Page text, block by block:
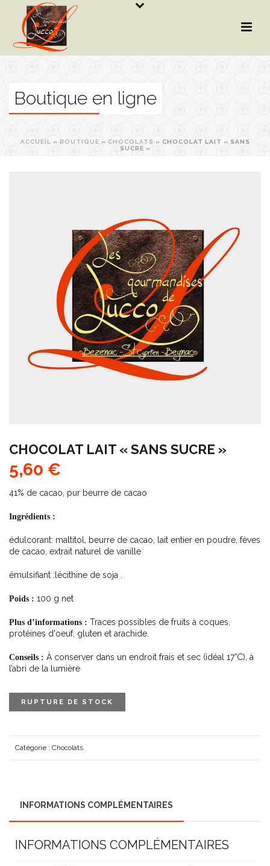
Boutique en ligne
ACCUEIL » BOUTIQUE » CHOCOLATS » CHOCOLAT LAIT « SANS
SUCRE »
CHOCOLAT LAIT « SANS SUCRE »
5,60 €
41% de cacao, pur beurre de cacao
Ingrédients :
édulcorant: maltitol, beurre de cacao, lait entier en poudre, fèves
de cacao, extrait naturel de vanille
émulsifiant :lécithine de soja .
Poids : 100 g net
Plus d’informations : Traces possibles de fruits à coques,
protéines d'oeuf, gluten et arachide.
Conseils : À conserver dans un endroit frais et sec (idéal 17°C), à
l’abri de la lumière
RUPTURE DE STOCK
Catégorie : Chocolats
INFORMATIONS COMPLÉMENTAIRES
INFORMATIONS COMPLÉMENTAIRES